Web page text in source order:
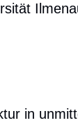
in